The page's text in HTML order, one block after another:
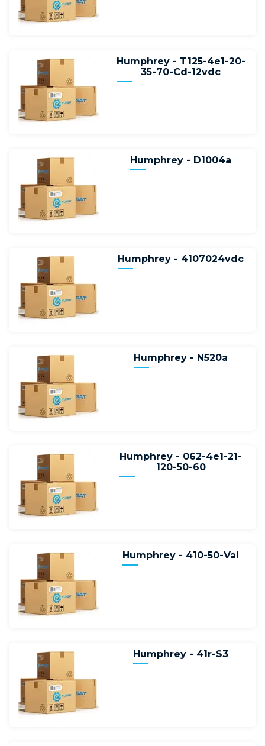
Humphrey - T125-4e1-20-
35-70-Cd-12vdc
Humphrey - D1004a
Humphrey - 4107024vdc
Humphrey - N520a
Humphrey - 062-4e1-21-
120-50-60
Humphrey - 410-50-Vai
Humphrey - 41r-S3